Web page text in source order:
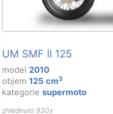
UM SMF II 125
model 2010
objem 125 cm3
kategorie supermoto
zhlédnuto 930x